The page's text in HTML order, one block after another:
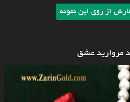
از روی این نمونه
مروارید عشق